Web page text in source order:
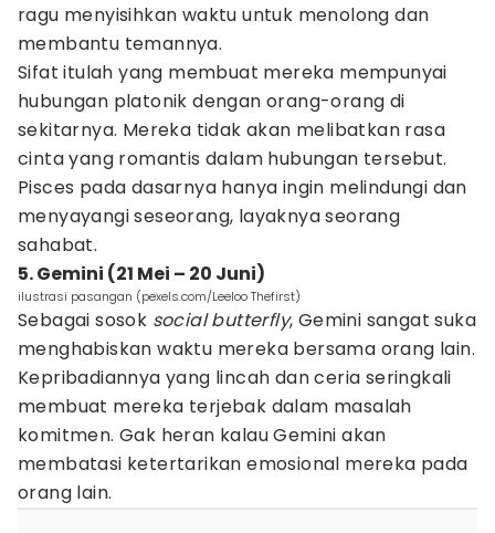
ragu menyisihkan waktu untuk menolong dan
membantu temannya.
Sifat itulah yang membuat mereka mempunyai
hubungan platonik dengan orang-orang di
sekitarnya. Mereka tidak akan melibatkan rasa
cinta yang romantis dalam hubungan tersebut.
Pisces pada dasarnya hanya ingin melindungi dan
menyayangi seseorang, layaknya seorang
sahabat.
5. Gemini (21 Mei – 20 Juni)
ilustrasi pasangan (pexels.com/Leeloo Thefirst)
Sebagai sosok social butterfly, Gemini sangat suka
menghabiskan waktu mereka bersama orang lain.
Kepribadiannya yang lincah dan ceria seringkali
membuat mereka terjebak dalam masalah
komitmen. Gak heran kalau Gemini akan
membatasi ketertarikan emosional mereka pada
orang lain.